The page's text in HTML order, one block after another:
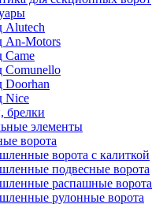
Alutech
An-Motors
Came
Comunello
Doorhan
Nice
брелки
элементы
ворота
ворота с калиткой
подвесные ворота
распашные ворота
рулонные ворота